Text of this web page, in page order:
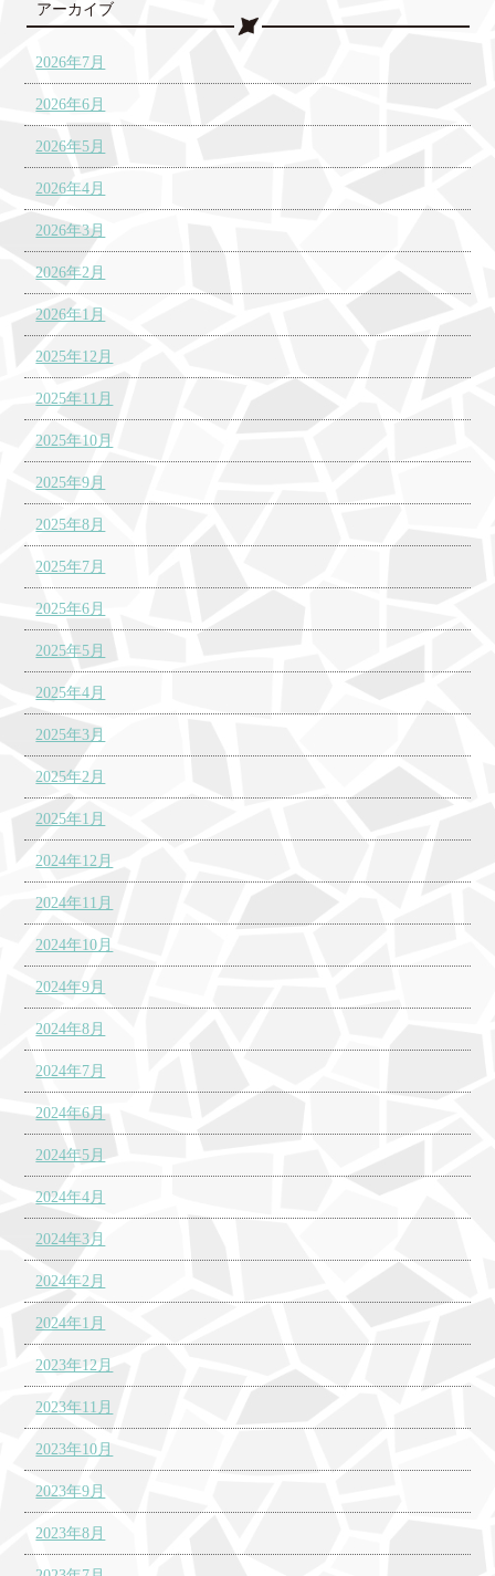
アーカイブ
2026年7月
2026年6月
2026年5月
2026年4月
2026年3月
2026年2月
2026年1月
2025年12月
2025年11月
2025年10月
2025年9月
2025年8月
2025年7月
2025年6月
2025年5月
2025年4月
2025年3月
2025年2月
2025年1月
2024年12月
2024年11月
2024年10月
2024年9月
2024年8月
2024年7月
2024年6月
2024年5月
2024年4月
2024年3月
2024年2月
2024年1月
2023年12月
2023年11月
2023年10月
2023年9月
2023年8月